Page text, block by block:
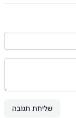
שליחת תגובה